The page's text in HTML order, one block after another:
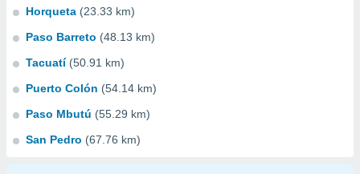
Horqueta (23.33 km)
Paso Barreto (48.13 km)
Tacuatí (50.91 km)
Puerto Colón (54.14 km)
Paso Mbutú (55.29 km)
San Pedro (67.76 km)